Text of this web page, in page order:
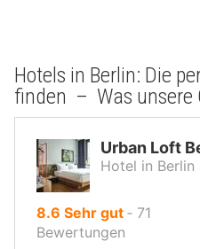
Hotels in Berlin: Die
finden – Was unsere
Urban Loft
Hotel in Berlin
8.6 von
10,
Sehr gut ‐ 71
Bewertungen